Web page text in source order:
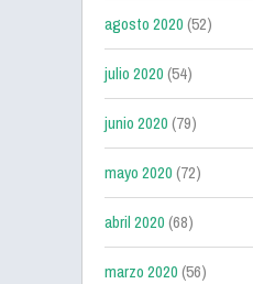
agosto 2020(52)
julio 2020(54)
junio 2020(79)
mayo 2020(72)
abril 2020(68)
marzo 2020(56)